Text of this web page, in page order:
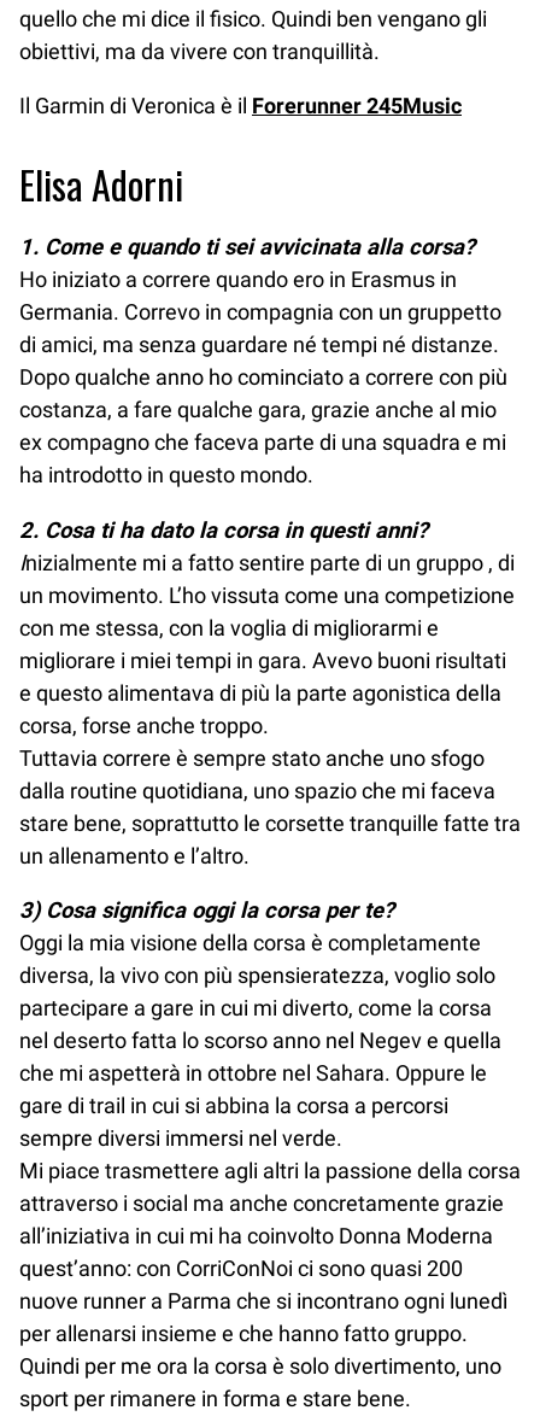
quello che mi dice il fisico. Quindi ben vengano gli
obiettivi, ma da vivere con tranquillità.
Il Garmin di Veronica è il Forerunner 245Music
Elisa Adorni
1. Come e quando ti sei avvicinata alla corsa?
Ho iniziato a correre quando ero in Erasmus in
Germania. Correvo in compagnia con un gruppetto
di amici, ma senza guardare né tempi né distanze.
Dopo qualche anno ho cominciato a correre con più
costanza, a fare qualche gara, grazie anche al mio
ex compagno che faceva parte di una squadra e mi
ha introdotto in questo mondo.
2. Cosa ti ha dato la corsa in questi anni?
Inizialmente mi a fatto sentire parte di un gruppo , di
un movimento. L’ho vissuta come una competizione
con me stessa, con la voglia di migliorarmi e
migliorare i miei tempi in gara. Avevo buoni risultati
e questo alimentava di più la parte agonistica della
corsa, forse anche troppo.
Tuttavia correre è sempre stato anche uno sfogo
dalla routine quotidiana, uno spazio che mi faceva
stare bene, soprattutto le corsette tranquille fatte tra
un allenamento e l’altro.
3) Cosa significa oggi la corsa per te?
Oggi la mia visione della corsa è completamente
diversa, la vivo con più spensieratezza, voglio solo
partecipare a gare in cui mi diverto, come la corsa
nel deserto fatta lo scorso anno nel Negev e quella
che mi aspetterà in ottobre nel Sahara. Oppure le
gare di trail in cui si abbina la corsa a percorsi
sempre diversi immersi nel verde.
Mi piace trasmettere agli altri la passione della corsa
attraverso i social ma anche concretamente grazie
all’iniziativa in cui mi ha coinvolto Donna Moderna
quest’anno: con CorriConNoi ci sono quasi 200
nuove runner a Parma che si incontrano ogni lunedì
per allenarsi insieme e che hanno fatto gruppo.
Quindi per me ora la corsa è solo divertimento, uno
sport per rimanere in forma e stare bene.